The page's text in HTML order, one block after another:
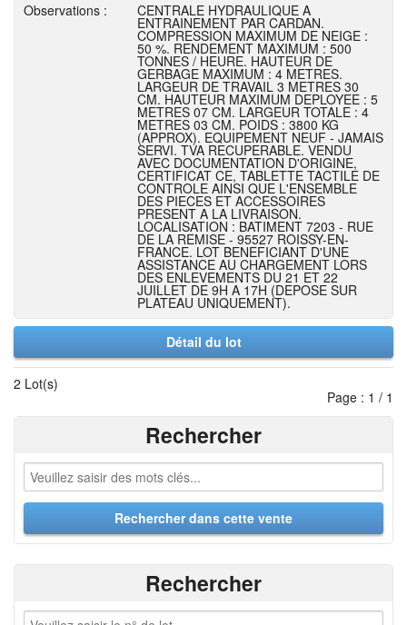
Observations :
CENTRALE HYDRAULIQUE A
ENTRAINEMENT PAR CARDAN.
COMPRESSION MAXIMUM DE NEIGE :
50 %. RENDEMENT MAXIMUM : 500
TONNES / HEURE. HAUTEUR DE
GERBAGE MAXIMUM : 4 METRES.
LARGEUR DE TRAVAIL 3 METRES 30
CM. HAUTEUR MAXIMUM DEPLOYEE : 5
METRES 07 CM. LARGEUR TOTALE : 4
METRES 03 CM. POIDS : 3800 KG
(APPROX). EQUIPEMENT NEUF - JAMAIS
SERVI. TVA RECUPERABLE. VENDU
AVEC DOCUMENTATION D'ORIGINE,
CERTIFICAT CE, TABLETTE TACTILE DE
CONTROLE AINSI QUE L'ENSEMBLE
DES PIECES ET ACCESSOIRES
PRESENT A LA LIVRAISON.
LOCALISATION : BATIMENT 7203 - RUE
DE LA REMISE - 95527 ROISSY-EN-
FRANCE. LOT BENEFICIANT D'UNE
ASSISTANCE AU CHARGEMENT LORS
DES ENLEVEMENTS DU 21 ET 22
JUILLET DE 9H A 17H (DEPOSE SUR
PLATEAU UNIQUEMENT).
Détail du lot
2 Lot(s)
Page : 1 / 1
Rechercher
Rechercher